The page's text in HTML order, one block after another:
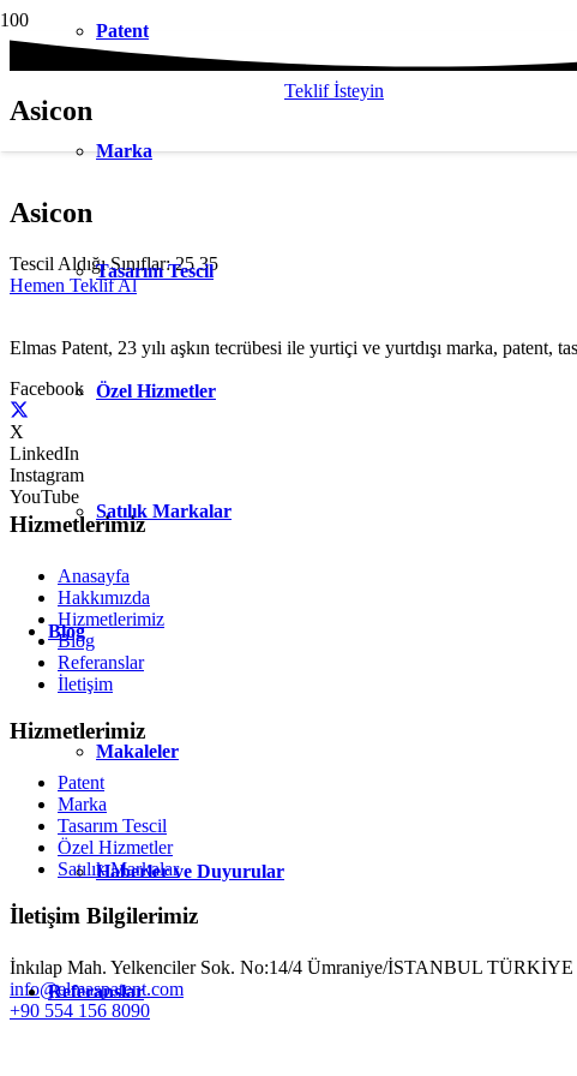
Patent
Marka
Tasarım Tescil
Özel Hizmetler
Satılık Markalar
Blog
Makaleler
Haberler ve Duyurular
Referanslar
Teklif İsteyin
Asicon
Asicon
Tescil Aldığı Sınıflar:25 35
Hemen Teklif Al
Elmas Patent, 23 yılı aşkın tecrübesi ile yurtiçi ve yurtdışı marka,
Facebook
X
LinkedIn
Instagram
YouTube
Hizmetlerimiz
Anasayfa
Hakkımızda
Hizmetlerimiz
Blog
Referanslar
İletişim
Hizmetlerimiz
Patent
Marka
Tasarım Tescil
Özel Hizmetler
Satılık Markalar
İletişim Bilgilerimiz
İnkılap Mah. Yelkenciler Sok. No:14/4 Ümraniye/İSTANBUL TÜRKİYE
info@elmaspatent.com
+90 554 156 8090